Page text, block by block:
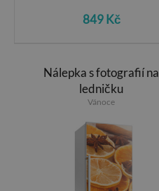
849 Kč
Nálepka s fotografií na
ledničku
Vánoce